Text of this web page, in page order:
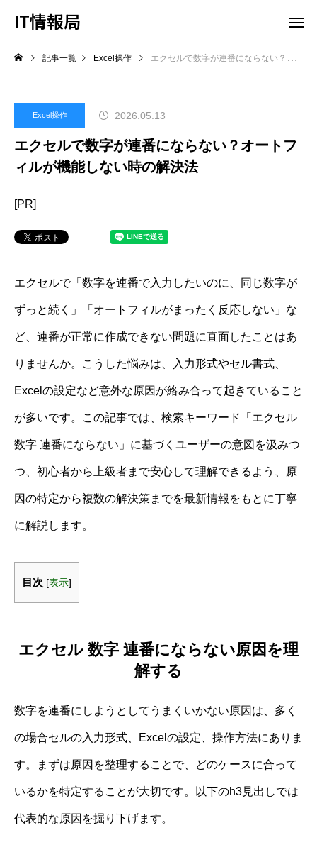
IT情報局
記事一覧 Excel操作 エクセルで数字が連番にならない？オートフィルが機能しない時の解決法
Excel操作 2026.05.13
エクセルで数字が連番にならない？オートフ
ィルが機能しない時の解決法
[PR]
エクセルで「数字を連番で入力したいのに、同じ数字が
ずっと続く」「オートフィルがまったく反応しない」な
ど、連番が正常に作成できない問題に直面したことはあ
りませんか。こうした悩みは、入力形式やセル書式、
Excelの設定など意外な原因が絡み合って起きていること
が多いです。この記事では、検索キーワード「エクセル
数字 連番にならない」に基づくユーザーの意図を汲みつ
つ、初心者から上級者まで安心して理解できるよう、原
因の特定から複数の解決策までを最新情報をもとに丁寧
に解説します。
目次 [表示]
エクセル 数字 連番にならない原因を理
解する
数字を連番にしようとしてうまくいかない原因は、多く
の場合セルの入力形式、Excelの設定、操作方法にありま
す。まずは原因を整理することで、どのケースに合って
いるかを特定することが大切です。以下のh3見出しでは
代表的な原因を掘り下げます。